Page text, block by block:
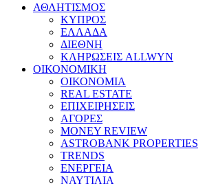
ΑΘΛΗΤΙΣΜΟΣ
ΚΥΠΡΟΣ
ΕΛΛΑΔΑ
ΔΙΕΘΝΗ
ΚΛΗΡΩΣΕΙΣ ALLWYN
ΟΙΚΟΝΟΜΙΚΗ
ΟΙΚΟΝΟΜΙΑ
REAL ESTATE
ΕΠΙΧΕΙΡΗΣΕΙΣ
ΑΓΟΡΕΣ
MONEY REVIEW
ASTROBANK PROPERTIES
TRENDS
ΕΝΕΡΓΕΙΑ
ΝΑΥΤΙΛΙΑ